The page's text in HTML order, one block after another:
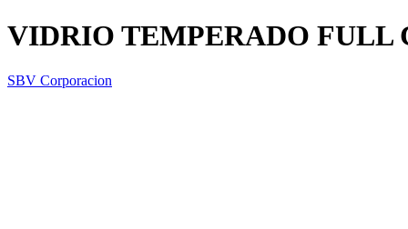
VIDRIO TEMPERADO FULL
SBV Corporacion